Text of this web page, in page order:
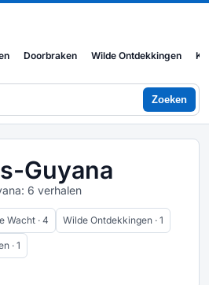
Doorbraken Wilde Ontdekkingen
Zoeken
Guyana
6 verhalen
Wacht · 4 Wilde Ontdekkingen · 1
· 1